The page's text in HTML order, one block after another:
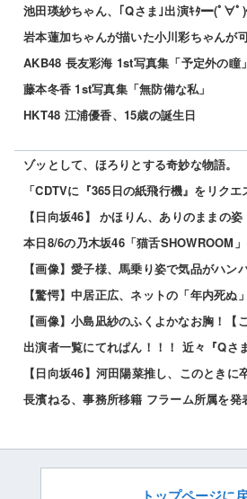
池田瑛紗ちゃん、｢Qさま｣出演ｷﾀ━(ﾟ∀ﾟ
岩本蓮加ちゃんが描いた小川彩ちゃんが
AKB48 長友彩海 1st写真集「予定外の瞳」
藤本冬香 1st写真集「無防備な私」
HKT48 江浦優香、15歳の誕生日
ゾッとして、ほろりとする奇妙な物語。
本日8/6の乃木坂46「猫舌SHOWROOM
【画像】愛子様、馬乗り姿で気品がハン
【画像】小島凪紗のふくよかなお胸！【
【日向坂46】河田陽菜推し、このときに
長濱ねる、事務所移籍 フラーム所属を発